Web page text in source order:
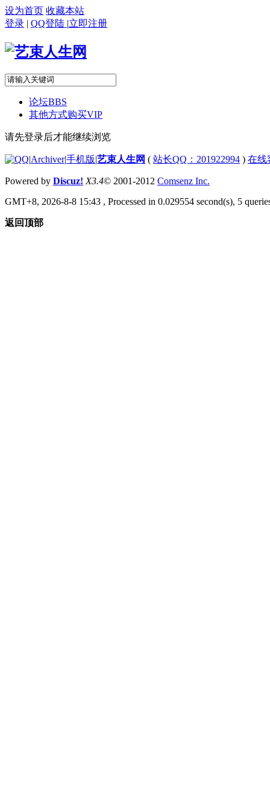
设为首页 收藏本站
登录 | QQ登陆 |立即注册
论坛BBS
其他方式购买VIP
请先登录后才能继续浏览
|Archiver|手机版|艺束人生网 ( 站长QQ：201922994 ) 在线
Powered by Discuz! X3.4© 2001-2012 Comsenz Inc.
GMT+8, 2026-8-8 15:43 , Processed in 0.029554 second(s), 5
返回顶部